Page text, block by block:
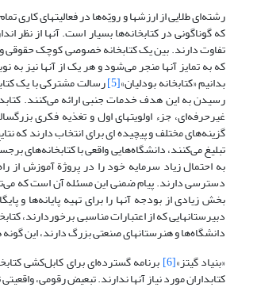
رشته‌ای طلایی از ارزشها و رویّه‌ها در فعالیتهای
که گوناگونی در کتابخانه‌ها بسیار است. آنها از نظر
تفاوت دارند. بین یک کتابخانه خصوصی کوچک حقوقی و
که به تمایز آنها منجر می‌شود و هر یک از آنها نیز
بدانیم «کتابخانه بودلیان»[5] رسالت مشترکی با یک
رسیدن به این هدف خدمات جنبی ارائه می‌کنند.
غیرحرفه‌ای، جزء اولویتهای اول و تغذیه فکری
گزینه‌های مختلف و پیچیده ای برای انتخاب دارند که
تبلیغ می‌کنند، دانشگاه‌‌هایی واقعی با
به احتمال زیاد سرمایه خود را در پروژة آموزش از
دسترسی دارند. پیام ضمنی این مسئله آن است که
بخش زیادی از بودجه آنها را برای تهیه پایانه‌ها و
دبیرستانهایی که از اعتبارات مناسبی برخوردارند،
دانشگاه‌ها و هنرستانهای صنعتی بزرگ دارند، این گونه
«بنیاد گیتز»[6] برنامه گسترده‌ای برای کابل‌کشی
کتابداران مورد نیاز آنها ندارند. تبعیض رقومی،